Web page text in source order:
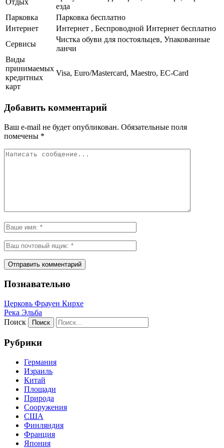
Отдых
езда
Парковка
Парковка бесплатно
Интернет
Интернет , Беспроводной Интернет бесплатно
Сервисы
Чистка обуви для постояльцев, Упакованные
ланчи
Виды
принимаемых
кредитных
карт
Visa, Euro/Mastercard, Maestro, EC-Card
Добавить комментарий
Ваш e-mail не будет опубликован. Обязательные поля
помечены *
Познавательно
Церковь Фрауен Кирхе
Река Эльба
Поиск
Рубрики
Германия
Израиль
Китай
Площади
Природа
Сооружения
США
Финляндия
Франция
Япония